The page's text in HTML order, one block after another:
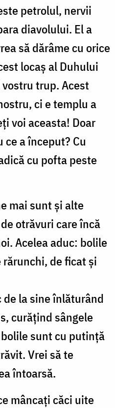
petrolul, nervii
diavolului. El a
să dărâme cu orice
locaş al Duhului
trup. Acest
ci e templu a
voi aceasta! Doar
a început? Cu
cu pofta peste
mai sunt şi alte
otrăvuri care încă
Acelea aduc: bolile
de ficat şi
de la sine înlăturând
curăţind sângele
sunt cu putinţă
Vrei să te
întoarsă.
mâncaţi căci uite